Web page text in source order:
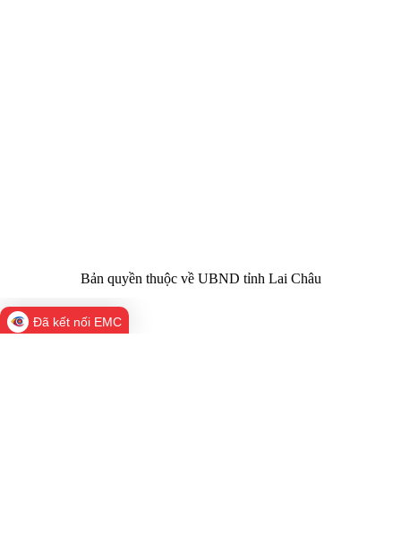
Bản quyền thuộc về UBND tỉnh Lai Châu
Đã kết nối EMC